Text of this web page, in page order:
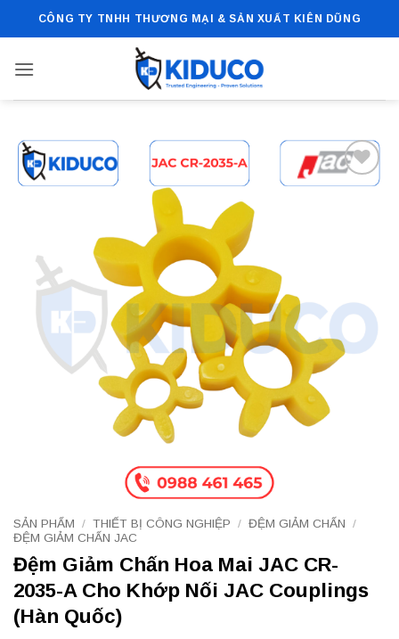
dung
CÔNG TY TNHH THƯƠNG MẠI & SẢN XUẤT KIÊN DŨNG
SẢN PHẨM / THIẾT BỊ CÔNG NGHIỆP / ĐỆM GIẢM CHẤN
/
ĐỆM GIẢM CHẤN JAC
Đệm Giảm Chấn Hoa Mai JAC CR-
2035-A Cho Khớp Nối JAC Couplings
(Hàn Quốc)